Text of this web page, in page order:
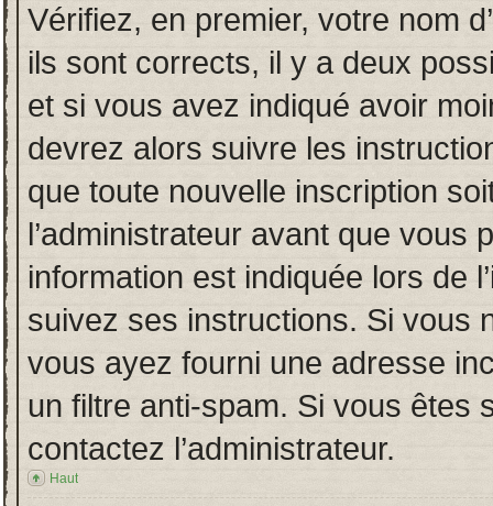
Vérifiez, en premier, votre nom
ils sont corrects, il y a deux
et si vous avez indiqué avoir
devrez alors suivre les
que toute nouvelle inscription
l’administrateur avant que vous
information est indiquée lors de
suivez ses instructions. Si vous
vous ayez fourni une adresse
un filtre anti-spam. Si vous êtes
contactez l’administrateur.
Haut